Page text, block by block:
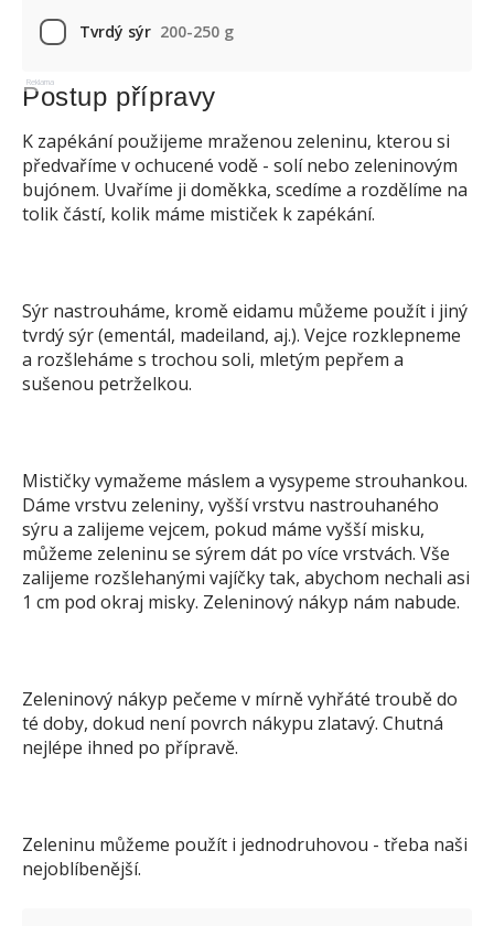
Tvrdý sýr 200-250 g
Reklama
Postup přípravy
K zapékání použijeme mraženou zeleninu, kterou si
předvaříme v ochucené vodě - solí nebo zeleninovým
bujónem. Uvaříme ji doměkka, scedíme a rozdělíme na
tolik částí, kolik máme mističek k zapékání.
Sýr nastrouháme, kromě eidamu můžeme použít i jiný
tvrdý sýr (ementál, madeiland, aj.). Vejce rozklepneme
a rozšleháme s trochou soli, mletým pepřem a
sušenou petrželkou.
Mističky vymažeme máslem a vysypeme strouhankou.
Dáme vrstvu zeleniny, vyšší vrstvu nastrouhaného
sýru a zalijeme vejcem, pokud máme vyšší misku,
můžeme zeleninu se sýrem dát po více vrstvách. Vše
zalijeme rozšlehanými vajíčky tak, abychom nechali asi
1 cm pod okraj misky. Zeleninový nákyp nám nabude.
Zeleninový nákyp pečeme v mírně vyhřáté troubě do
té doby, dokud není povrch nákypu zlatavý. Chutná
nejlépe ihned po přípravě.
Zeleninu můžeme použít i jednodruhovou - třeba naši
nejoblíbenější.